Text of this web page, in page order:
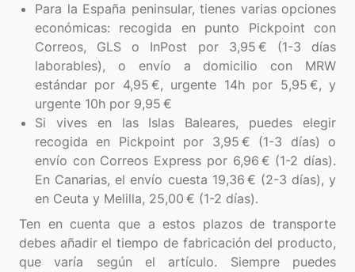
Para la España peninsular, tienes varias opciones
económicas: recogida en punto Pickpoint con
Correos, GLS o InPost por 3,95 € (1-3 días
laborables), o envío a domicilio con MRW
estándar por 4,95 €, urgente 14h por 5,95 €, y
urgente 10h por 9,95 €
Si vives en las Islas Baleares, puedes elegir
recogida en Pickpoint por 3,95 € (1-3 días) o
envío con Correos Express por 6,96 € (1-2 días).
En Canarias, el envío cuesta 19,36 € (2-3 días), y
en Ceuta y Melilla, 25,00 € (1-2 días).
Ten en cuenta que a estos plazos de transporte
debes añadir el tiempo de fabricación del producto,
que varía según el artículo. Siempre puedes